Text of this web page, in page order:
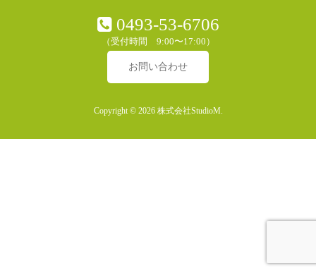
0493-53-6706
（受付時間 9:00〜17:00）
お問い合わせ
Copyright © 2026 株式会社StudioM.